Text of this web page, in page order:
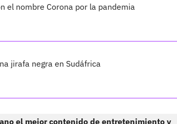
el nombre Corona por la pandemia
jirafa negra en Sudáfrica
el mejor contenido de entretenimiento y